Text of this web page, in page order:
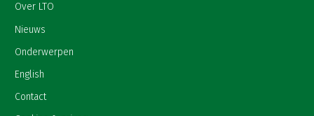
Over LTO
Nieuws
Onderwerpen
English
Contact